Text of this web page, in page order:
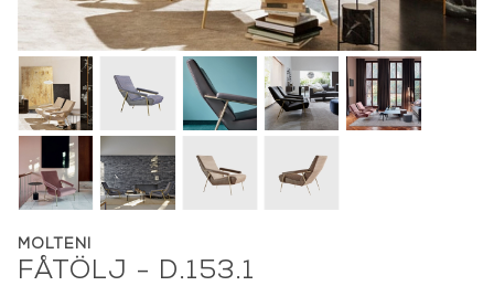
MOLTENI
FÅTÖLJ - D.153.1